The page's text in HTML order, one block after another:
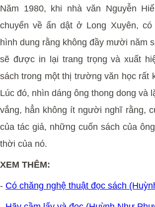
Năm 1980, khi nhà văn Nguyễn
chuyển về ẩn dật ở Long Xuyên,
hình dung rằng không đầy mười năm
sẽ được in lại trang trọng và xuất
sách trong một thị trường văn học rất
Lúc đó, nhìn dáng ông thong dong và
vắng, hẳn không ít người nghĩ rằng,
của tác giả, những cuốn sách của
thời của nó.
XEM THÊM:
- Có chăng nghệ thuật đọc sách